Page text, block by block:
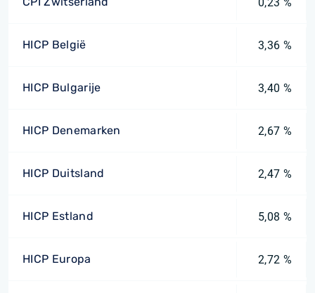
HICP België 3,36 %
HICP Bulgarije 3,40 %
HICP Denemarken 2,67 %
HICP Duitsland 2,47 %
HICP Estland 5,08 %
HICP Europa 2,72 %